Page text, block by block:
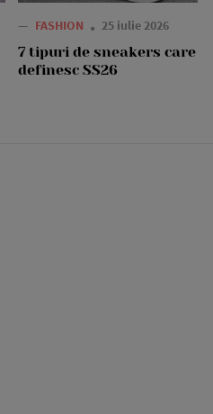
— FASHION 25 iulie 2026
7 tipuri de sneakers care
definesc SS26